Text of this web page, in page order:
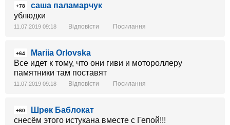
+78
саша паламарчук
ублюдки
11.07.2019 09:18 Відповісти Посилання
+64
Mariia Orlovska
Все идет к тому, что они гиви и мотороллеру
памятники там поставят
11.07.2019 09:18 Відповісти Посилання
+60
Шрек Баблокат
снесём этого истукана вместе с Гепой!!!